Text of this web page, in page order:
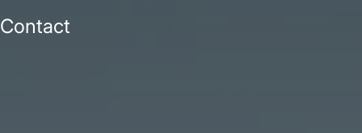
Contact